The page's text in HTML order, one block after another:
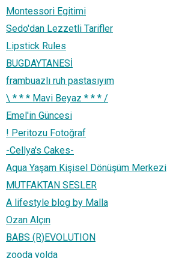
Montessori Egitimi
Sedo'dan Lezzetli Tarifler
Lipstick Rules
BUGDAYTANESİ
frambuazlı ruh pastasıyım
\ * * * Mavi Beyaz * * * /
Emel'in Güncesi
! Peritozu Fotoğraf
-Cellya's Cakes-
Aqua Yaşam Kişisel Dönüşüm Merkezi
MUTFAKTAN SESLER
A lifestyle blog by Malla
Ozan Alçın
BABS (R)EVOLUTION
zooda yolda